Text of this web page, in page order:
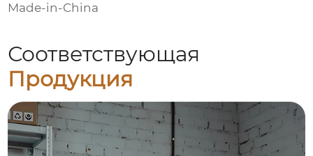
Made-in-China
Соответствующая
Продукция